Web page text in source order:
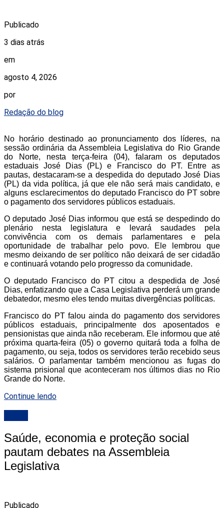
Publicado
3 dias atrás
em
agosto 4, 2026
por
Redação do blog
No horário destinado ao pronunciamento dos líderes, na
sessão ordinária da Assembleia Legislativa do Rio Grande
do Norte, nesta terça-feira (04), falaram os deputados
estaduais José Dias (PL) e Francisco do PT. Entre as
pautas, destacaram-se a despedida do deputado José Dias
(PL) da vida política, já que ele não será mais candidato, e
alguns esclarecimentos do deputado Francisco do PT sobre
o pagamento dos servidores públicos estaduais.
O deputado José Dias informou que está se despedindo do
plenário nesta legislatura e levará saudades pela
convivência com os demais parlamentares e pela
oportunidade de trabalhar pelo povo. Ele lembrou que
mesmo deixando de ser político não deixará de ser cidadão
e continuará votando pelo progresso da comunidade.
O deputado Francisco do PT citou a despedida de José
Dias, enfatizando que a Casa Legislativa perderá um grande
debatedor, mesmo eles tendo muitas divergências políticas.
Francisco do PT falou ainda do pagamento dos servidores
públicos estaduais, principalmente dos aposentados e
pensionistas que ainda não receberam. Ele informou que até
próxima quarta-feira (05) o governo quitará toda a folha de
pagamento, ou seja, todos os servidores terão recebido seus
salários. O parlamentar também mencionou as fugas do
sistema prisional que aconteceram nos últimos dias no Rio
Grande do Norte.
Continue lendo
Saúde, economia e proteção social
pautam debates na Assembleia
Legislativa
Publicado